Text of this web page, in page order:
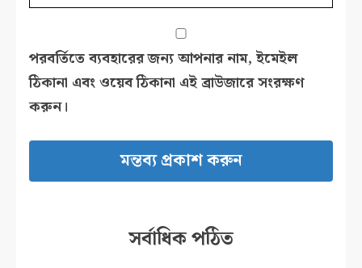
পরবর্তিতে ব্যবহারের জন্য আপনার নাম, ইমেইল
ঠিকানা এবং ওয়েব ঠিকানা এই ব্রাউজারে সংরক্ষণ
করুন।
সর্বাধিক পঠিত